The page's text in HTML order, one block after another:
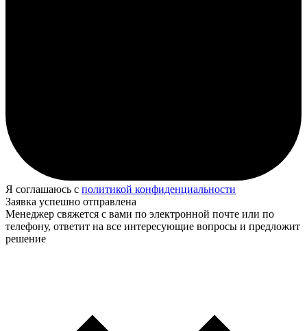
Я соглашаюсь с политикой конфиденциальности
Заявка успешно отправлена
Менеджер свяжется с вами по электронной почте или по
телефону, ответит на все интересующие вопросы и предложит
решение